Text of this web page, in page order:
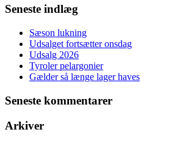
Seneste indlæg
Sæson lukning
Udsalget fortsætter onsdag
Udsalg 2026
Tyroler pelargonier
Gælder så længe lager haves
Seneste kommentarer
Arkiver